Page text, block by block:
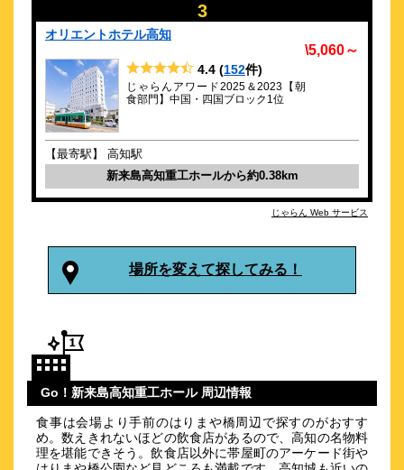
2024年11月15日 坂本龍馬生誕跡地にグランドオープン！
リバーサイドホテル松栄
\4,000～
【夕食クチコミ4.7】土佐の旅を彩る～美食と心からのおもてな
約 0.75 km
天然温泉 紺碧の湯 ドーミーイン高知
クチコミ 4.4点 ( 200件)
\4,750～
クチコミ4.3点 (238件)
中心地のアーケード街に直結！ツインルームにRefa製品を常備
3
オリエントホテル高知
\5,060～
4.4 (152件)
じゃらんアワード2025＆2023【朝
食部門】中国・四国ブロック1位
【最寄駅】 高知駅
新来島高知重工ホールから約0.38km
じゃらん Web サービス
場所を変えて探してみる！
Go！新来島高知重工ホール 周辺情報
食事は会場より手前のはりまや橋周辺で探すのがおすす
め。数えきれないほどの飲食店があるので、高知の名物料
理を堪能できそう。飲食店以外に帯屋町のアーケード街や